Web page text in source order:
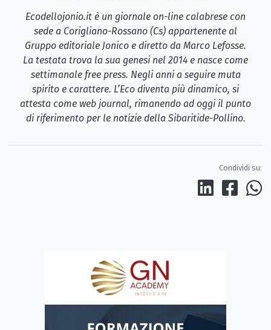
Ecodellojonio.it è un giornale on-line calabrese con
sede a Corigliano-Rossano (Cs) appartenente al
Gruppo editoriale Jonico e diretto da Marco Lefosse.
La testata trova la sua genesi nel 2014 e nasce come
settimanale free press. Negli anni a seguire muta
spirito e carattere. L’Eco diventa più dinamico, si
attesta come web journal, rimanendo ad oggi il punto
di riferimento per le notizie della Sibaritide-Pollino.
Condividi su: